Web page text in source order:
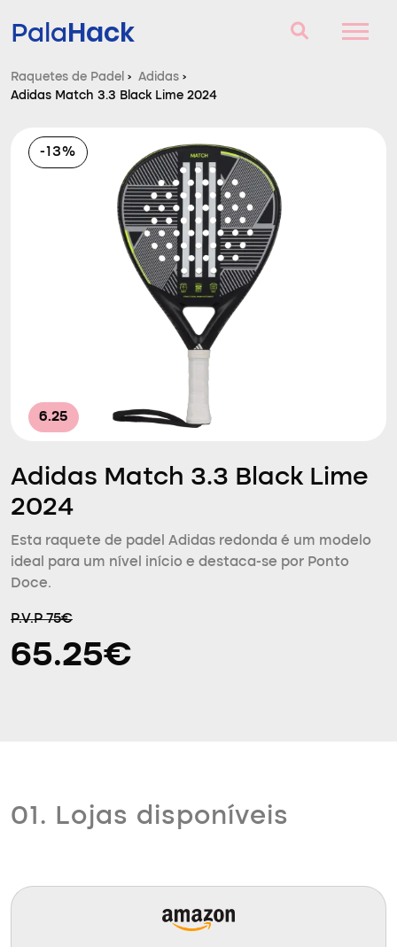
PalaHack
Raquetes de Padel
Perguntas e respostas
Comparador
Raquetes de Padel › Adidas ›
Adidas Match 3.3 Black Lime 2024
-13%
6.25
Adidas Match 3.3 Black Lime
2024
Esta raquete de padel Adidas redonda é um modelo
ideal para um nível início e destaca-se por Ponto
Doce.
P.V.P 75€
65.25€
01. Lojas disponíveis